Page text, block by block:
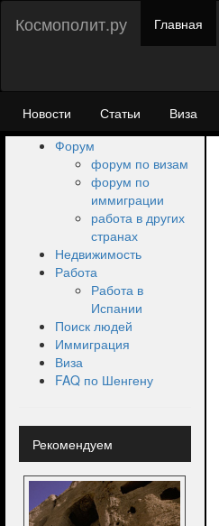
Космополит.ру Главная
Новости Статьи Виза
Форум
форум по визам
форум по
иммиграции
работа в других
странах
Недвижимость
Работа
Работа в
Испании
Поиск людей
Иммиграция
Виза
FAQ по Шенгену
Рекомендуем